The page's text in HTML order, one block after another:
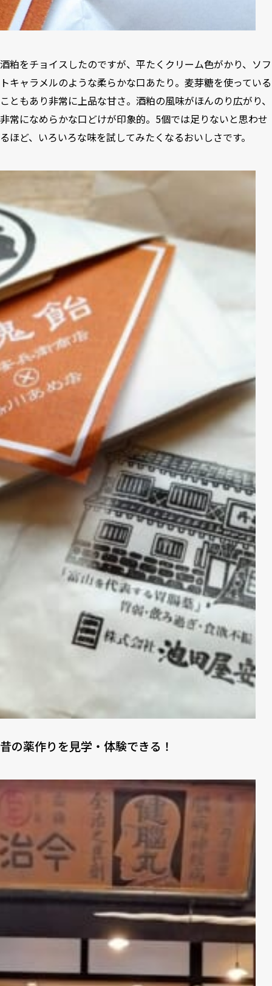
酒粕をチョイスしたのですが、平たくクリーム色がかり、ソフ
トキャラメルのような柔らかな口あたり。麦芽糖を使っている
こともあり非常に上品な甘さ。酒粕の風味がほんのり広がり、
非常になめらかな口どけが印象的。5個では足りないと思わせ
るほど、いろいろな味を試してみたくなるおいしさです。
昔の薬作りを見学・体験できる！